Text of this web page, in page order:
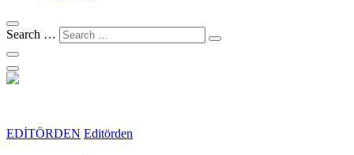
Search …
EDİTÖRDEN Editörden